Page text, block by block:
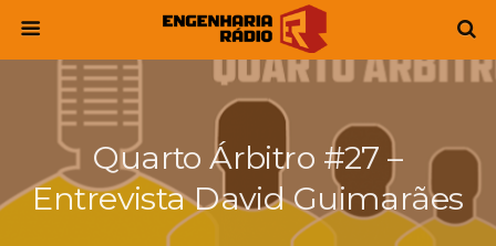
Quarto Árbitro #27 –
Entrevista David Guimarães